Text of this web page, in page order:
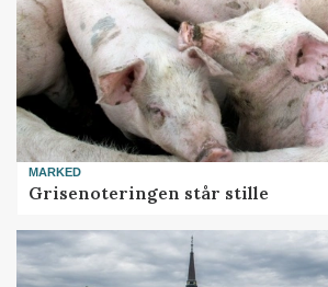
MARKED
Grisenoteringen står stille